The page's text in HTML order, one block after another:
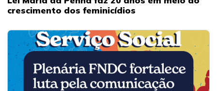
crescimento dos feminicídios